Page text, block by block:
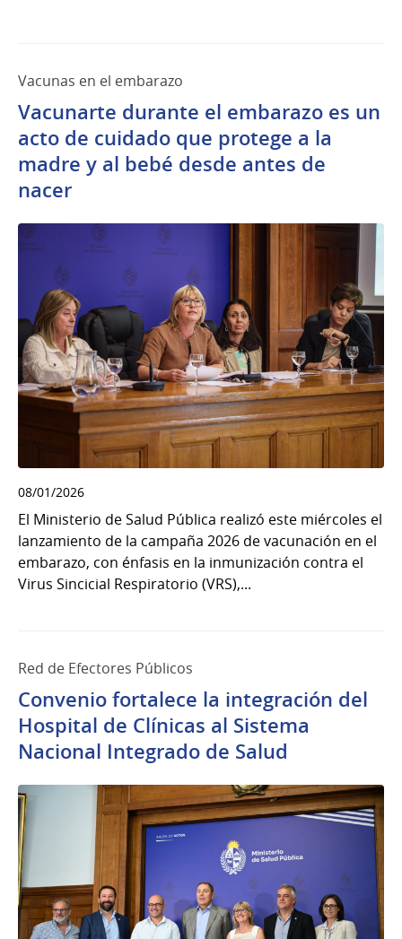
Vacunas en el embarazo
Vacunarte durante el embarazo es un
acto de cuidado que protege a la
madre y al bebé desde antes de
nacer
08/01/2026
El Ministerio de Salud Pública realizó este miércoles el
lanzamiento de la campaña 2026 de vacunación en el
embarazo, con énfasis en la inmunización contra el
Virus Sincicial Respiratorio (VRS),...
Red de Efectores Públicos
Convenio fortalece la integración del
Hospital de Clínicas al Sistema
Nacional Integrado de Salud